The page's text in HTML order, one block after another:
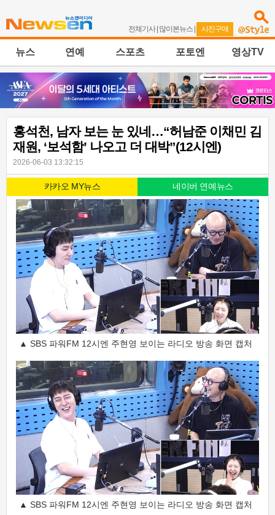
전체기사| 많이본뉴스 | 사진구매
뉴스 연예 스포츠 포토엔 영상TV
홍석천, 남자 보는 눈 있네…“허남준 이채민 김
재원, ‘보석함’ 나오고 더 대박”(12시엔)
2026-06-03 13:32:15
카카오 MY뉴스 네이버 연예뉴스
▲ SBS 파워FM 12시엔 주현영 보이는 라디오 방송 화면 캡처
▲ SBS 파워FM 12시엔 주현영 보이는 라디오 방송 화면 캡처